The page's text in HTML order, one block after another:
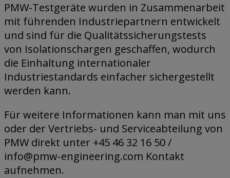
PMW-Testgeräte wurden in Zusammenarbeit
mit führenden Industriepartnern entwickelt
und sind für die Qualitätssicherungstests
von Isolationschargen geschaffen, wodurch
die Einhaltung internationaler
Industriestandards einfacher sichergestellt
werden kann.
Für weitere Informationen kann man mit uns
oder der Vertriebs- und Serviceabteilung von
PMW direkt unter +45 46 32 16 50 /
info@pmw-engineering.com Kontakt
aufnehmen.